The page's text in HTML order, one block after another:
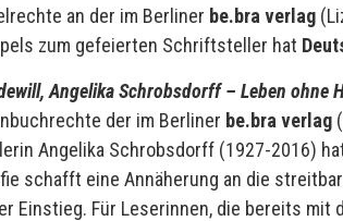
an der im Berliner be.bra verlag
zum gefeierten Schriftsteller hat
Angelika Schrobsdorff – Leben ohne
der im Berliner be.bra verlag
Angelika Schrobsdorff (1927-2016)
schafft eine Annäherung an die
Einstieg. Für Leserinnen, die bereits